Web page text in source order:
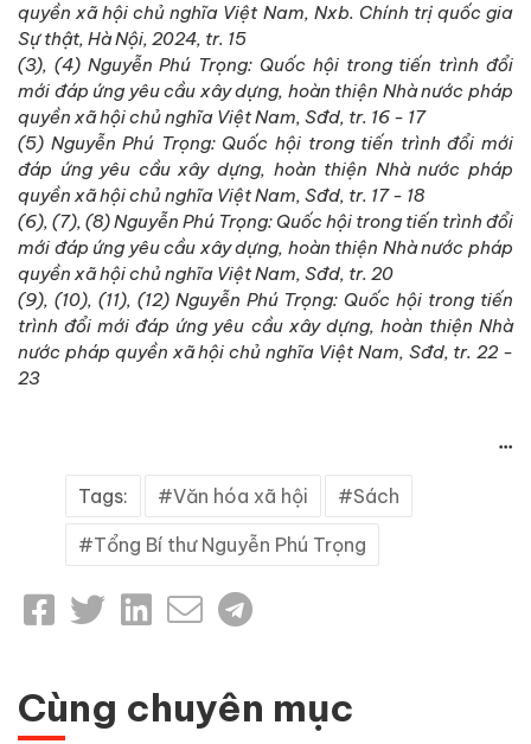
quyền xã hội chủ nghĩa Việt Nam, Nxb. Chính trị quốc gia
Sự thật, Hà Nội, 2024, tr. 15
(3), (4) Nguyễn Phú Trọng: Quốc hội trong tiến trình đổi
mới đáp ứng yêu cầu xây dựng, hoàn thiện Nhà nước pháp
quyền xã hội chủ nghĩa Việt Nam, Sđd, tr. 16 - 17
(5) Nguyễn Phú Trọng: Quốc hội trong tiến trình đổi mới
đáp ứng yêu cầu xây dựng, hoàn thiện Nhà nước pháp
quyền xã hội chủ nghĩa Việt Nam, Sđd, tr. 17 - 18
(6), (7), (8) Nguyễn Phú Trọng: Quốc hội trong tiến trình đổi
mới đáp ứng yêu cầu xây dựng, hoàn thiện Nhà nước pháp
quyền xã hội chủ nghĩa Việt Nam, Sđd, tr. 20
(9), (10), (11), (12) Nguyễn Phú Trọng: Quốc hội trong tiến
trình đổi mới đáp ứng yêu cầu xây dựng, hoàn thiện Nhà
nước pháp quyền xã hội chủ nghĩa Việt Nam, Sđd, tr. 22 -
23
...
Tags: Văn hóa xã hội Sách
Tổng Bí thư Nguyễn Phú Trọng
Cùng chuyên mục